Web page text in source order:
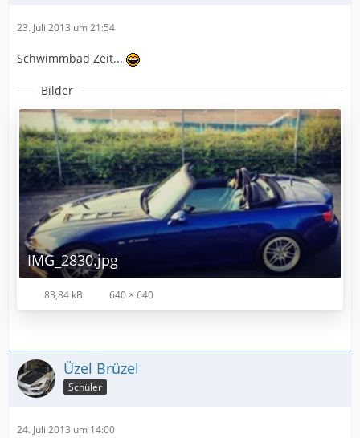
23. Juli 2013 um 21:54
Schwimmbad Zeit...
Bilder
IMG_2830.jpg
83,84 kB 640 × 640
Üzel Brüzel
Schüler
24. Juli 2013 um 14:00